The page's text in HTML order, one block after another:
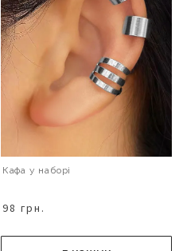
Кафа у наборі
98 грн.